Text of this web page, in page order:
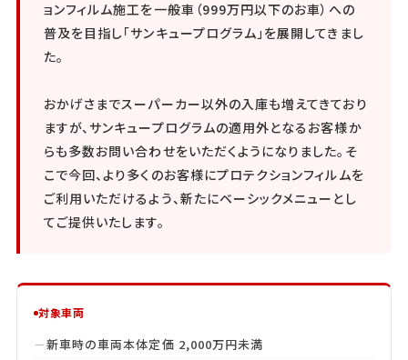
ョンフィルム施工を一般車（999万円以下のお車）への
普及を目指し「サンキュープログラム」を展開してきまし
た。
おかげさまでスーパーカー以外の入庫も増えてきており
ますが、サンキュープログラムの適用外となるお客様か
らも多数お問い合わせをいただくようになりました。そ
こで今回、より多くのお客様にプロテクションフィルムを
ご利用いただけるよう、新たにベーシックメニューとし
てご提供いたします。
対象車両
新車時の車両本体定価 2,000万円未満